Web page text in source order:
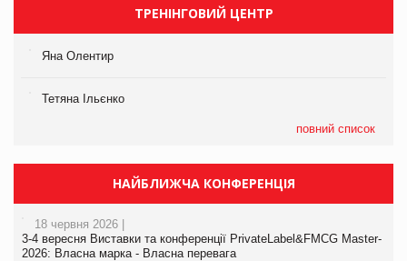
ТРЕНІНГОВИЙ ЦЕНТР
Яна Олентир
Тетяна Ільєнко
повний список
НАЙБЛИЖЧА КОНФЕРЕНЦІЯ
18 червня 2026 |
3-4 вересня Виставки та конференції PrivateLabel&FMCG Master-
2026: Власна марка - Власна перевага